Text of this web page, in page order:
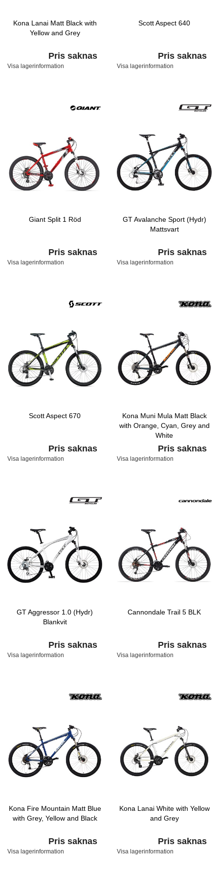
Kona Lanai Matt Black with
Yellow and Grey
Pris saknas
Visa lagerinformation
Scott Aspect 640
Pris saknas
Visa lagerinformation
Giant Split 1 Röd
Pris saknas
Visa lagerinformation
GT Avalanche Sport (Hydr)
Mattsvart
Pris saknas
Visa lagerinformation
Scott Aspect 670
Pris saknas
Visa lagerinformation
Kona Muni Mula Matt Black
with Orange, Cyan, Grey and
White
Pris saknas
Visa lagerinformation
GT Aggressor 1.0 (Hydr)
Blankvit
Pris saknas
Visa lagerinformation
Cannondale Trail 5 BLK
Pris saknas
Visa lagerinformation
Kona Fire Mountain Matt Blue
with Grey, Yellow and Black
Pris saknas
Visa lagerinformation
Kona Lanai White with Yellow
and Grey
Pris saknas
Visa lagerinformation